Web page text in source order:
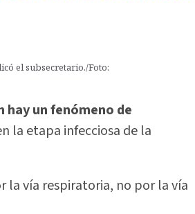
el subsecretario./Foto:
hay un fenómeno de
la etapa infecciosa de la
la vía respiratoria, no por la vía